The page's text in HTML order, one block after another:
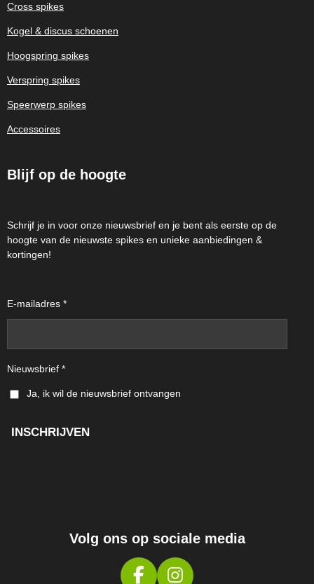
Cross spikes
Kogel & discus schoenen
Hoogspring spikes
Verspring spikes
Speerwerp spikes
Accessoires
Blijf op de hoogte
Schrijf je in voor onze nieuwsbrief en je bent als eerste op de
hoogte van de nieuwste spikes en unieke aanbiedingen &
kortingen!
E-mailadres *
Nieuwsbrief *
Ja, ik wil de nieuwsbrief ontvangen
INSCHRIJVEN
Volg ons op sociale media